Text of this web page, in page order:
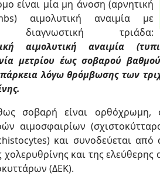
είναι μία μη άνοση (αρνητική
αιμολυτική αναιμία με
διαγνωστική τριάδα:
αιμολυτική αναιμία
μετρίου έως σοβαρού
λόγω θρόμβωσης των
σοβαρή είναι ορθόχρωμη,
αιμοσφαιρίων
και συνοδεύεται από
χολερυθρίνης και της
(ΔΕΚ).